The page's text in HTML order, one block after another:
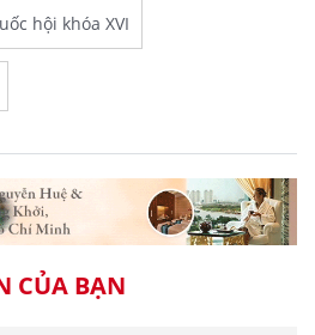
hội khóa XVI
CỦA BẠN